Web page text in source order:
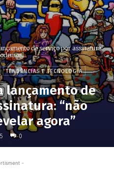
de serviço por assinatura:
TENDÊNCIAS E TECNOLOGIA
lançamento de
“não
agora”
0
-